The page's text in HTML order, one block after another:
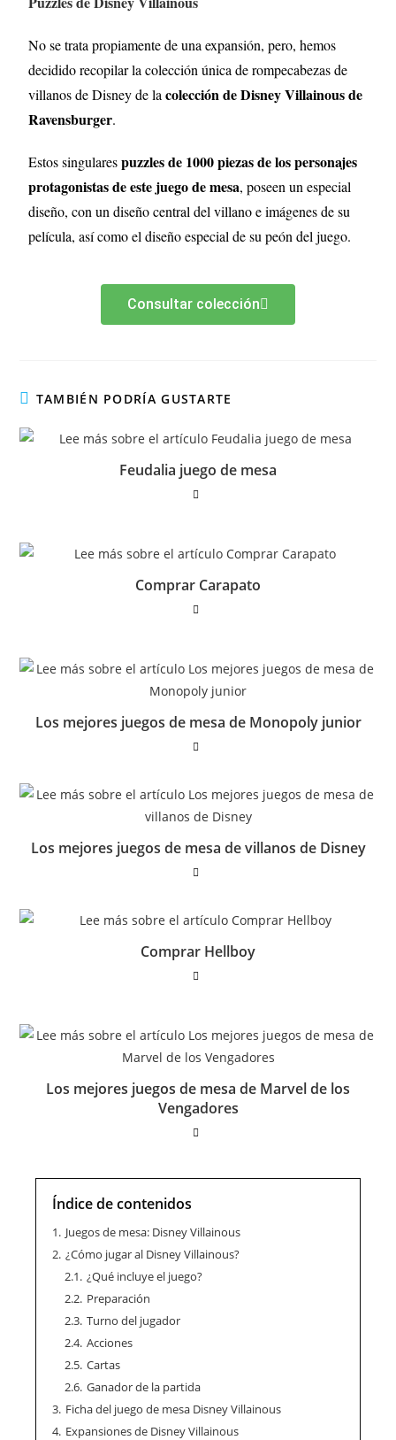
No se trata propiamente de una expansión, pero, hemos
decidido recopilar la colección única de rompecabezas de
villanos de Disney de lacolección de Disney Villainous de
Ravensburger.
Estos singularespuzzles de 1000 piezas de los personajes
protagonistas de este juego de mesa, poseen un especial
diseño, con un diseño central del villano e imágenes de su
película, así como el diseño especial de su peón del juego.
Consultar colección
TAMBIÉN PODRÍA GUSTARTE
Feudalia juego de mesa
Comprar Carapato
Los mejores juegos de mesa de Monopoly junior
Los mejores juegos de mesa de villanos de Disney
Comprar Hellboy
Los mejores juegos de mesa de Marvel de los
Vengadores
Índice de contenidos
1. Juegos de mesa: Disney Villainous
2. ¿Cómo jugar al Disney Villainous?
2.1. ¿Qué incluye el juego?
2.2. Preparación
2.3. Turno del jugador
2.4. Acciones
2.5. Cartas
2.6. Ganador de la partida
3. Ficha del juego de mesa Disney Villainous
4. Expansiones de Disney Villainous